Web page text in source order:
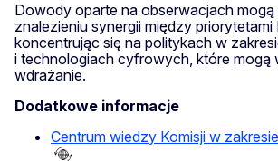
Dowody oparte na obserwacjach
znalezieniu synergii między priorytetami
koncentrując się na politykach w
i technologiach cyfrowych, które mogą
wdrażanie.
Dodatkowe informacje
Centrum wiedzy Komisji w